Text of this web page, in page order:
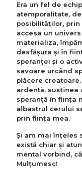
Era un fel de
atemporalitate,
posibilităților, prin
accesa un
materializa,
desfășura și în
speranței și o
savoare urcând
plăcere creatoare.
ardentă, susținea
speranță în ființa
albastrul cerului
prin ființa mea.
Și am mai înţeles
există chiar și
mental vorbind,
Mulțumesc!